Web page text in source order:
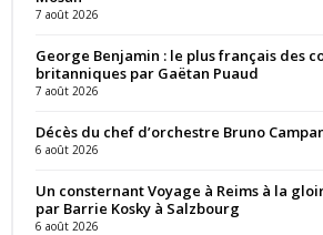
7 août 2026
George Benjamin : le plus français des
britanniques par Gaëtan Puaud
7 août 2026
Décès du chef d’orchestre Bruno
6 août 2026
Un consternant Voyage à Reims à la
par Barrie Kosky à Salzbourg
6 août 2026